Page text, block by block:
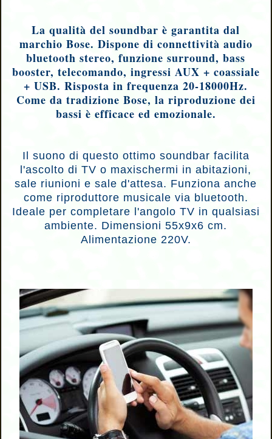
La qualità del soundbar è garantita dal
marchio Bose. Dispone di connettività audio
bluetooth stereo, funzione surround, bass
booster, telecomando, ingressi AUX + coassiale
+ USB. Risposta in frequenza 20-18000Hz.
Come da tradizione Bose, la riproduzione dei
bassi è efficace ed emozionale.
Il suono di questo ottimo soundbar facilita
l'ascolto di TV o maxischermi in abitazioni,
sale riunioni e sale d'attesa. Funziona anche
come riproduttore musicale via bluetooth.
Ideale per completare l'angolo TV in qualsiasi
ambiente. Dimensioni 55x9x6 cm.
Alimentazione 220V.